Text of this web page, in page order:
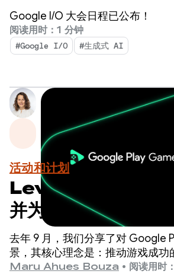
Google I/O 大会日程已公布！
阅读用时：1 分钟
#Google I/O #生成式 AI
活动和计划
Level Up：测试
并为即将到来的计划
好准备
去年 9 月，我们分享了对 Google
景，其核心理念是：推动游戏成功
世界一流的玩家体验。
Maru Ahues Bouza • 阅读用时